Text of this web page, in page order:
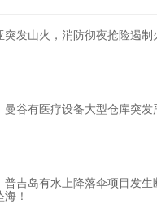
突发山火，消防彻夜抢险遏制
谷有医疗设备大型仓库突发
普吉岛有水上降落伞项目发
！